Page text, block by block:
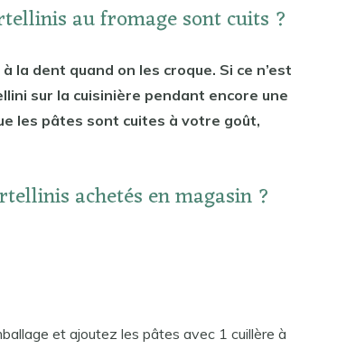
au fromage sont cuits ?
la dent quand on les croque. Si ce n’est
sur la cuisinière pendant encore une
les pâtes sont cuites à votre goût,
achetés en magasin ?
et ajoutez les pâtes avec 1 cuillère à